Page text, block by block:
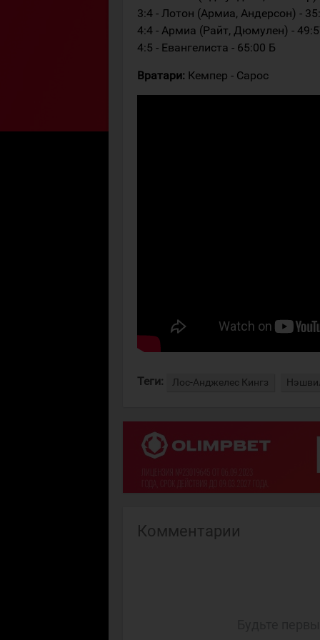
3:4 - Лотон (Армиа, Андерсон) -
4:4 - Армиа (Райт, Дюмулен) -
4:5 - Евангелиста - 65:00 Б
Вратари: Кемпер - Сарос
Теги: Лос-Анджелес Кингз
Комментарии